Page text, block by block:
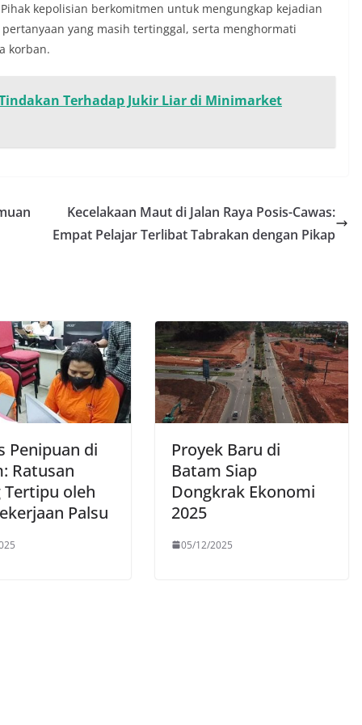
kepolisian berkomitmen untuk mengungkap kejadian
yang masih tertinggal, serta menghormati
korban.
Terhadap Jukir Liar di Minimarket
Kecelakaan Maut di Jalan Raya Posis-Cawas:
Empat Pelajar Terlibat Tabrakan dengan Pikap
Penipuan di
Ratusan
Tertipu oleh
Palsu
Proyek Baru di
Batam Siap
Dongkrak Ekonomi
2025
05/12/2025